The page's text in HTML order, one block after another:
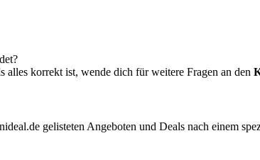
korrekt ist, wende dich für weitere Fragen an den
gelisteten Angeboten und Deals nach einem